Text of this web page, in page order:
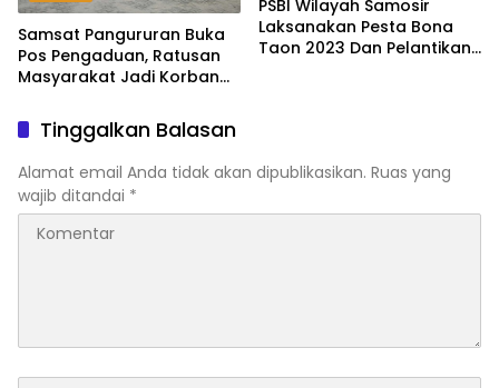
Samsat Pangururan Buka
Pos Pengaduan, Ratusan
Masyarakat Jadi Korban
PSBI Wilayah Samosir
Laksanakan Pesta Bona
Taon 2023 Dan Pelantikan
Tinggalkan Balasan
Alamat email Anda tidak akan dipublikasikan. Ruas yang
wajib ditandai *